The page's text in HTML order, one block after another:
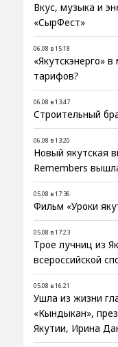
Вкус, музыка и
«СырФест»
06.08 в 15:18
«Якутскэнерго»
тарифов?
06.08 в 13:47
Строительный
06.08 в 13:20
Новый якутская
Remembers
05.08 в 17:36
Фильм «Уроки
05.08 в 17:23
Трое лучниц из
всероссийской
05.08 в 16:21
Ушла из жизни
«Кындыкан»,
Якутии, Ирина